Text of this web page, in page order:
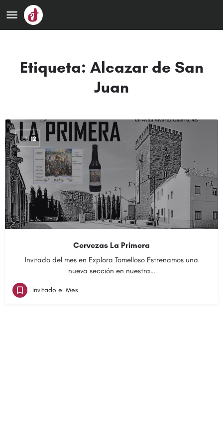
Etiqueta: Alcazar de San
Juan
JUL 12
Cervezas La Primera
Invitado del mes en Explora Tomelloso Estrenamos una
nueva sección en nuestra…
Invitado el Mes